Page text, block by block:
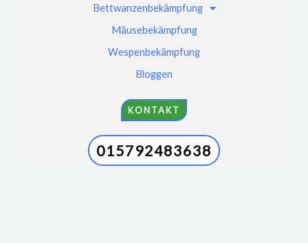
Bettwanzenbekämpfung
Mäusebekämpfung
Wespenbekämpfung
Bloggen
KONTAKT
015792483638